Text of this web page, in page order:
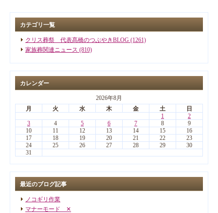
カテゴリ一覧
クリス葬祭 代表髙橋のつぶやきBLOG (1261)
家族葬関連ニュース (810)
カレンダー
2026年8月
月
火 水 木 金 土
日
1
2
3
4 5 6 7 8
9
10
11 12 13 14 15
16
17
18 19 20 21 22
23
24
25 26 27 28 29
30
31
最近のブログ記事
ノコギリ作業
マナーモード ✕